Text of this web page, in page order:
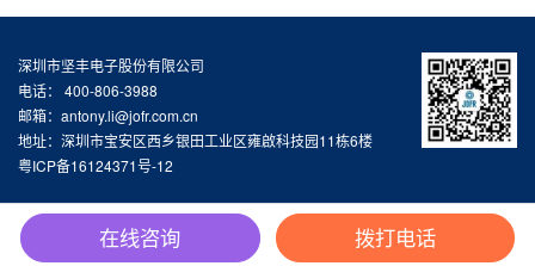
深圳市坚丰电子股份有限公司
电话： 400-806-3988
邮箱：antony.li@jofr.com.cn
地址：深圳市宝安区西乡银田工业区雍啟科技园11栋6楼
粤ICP备16124371号-12
电话咨询 网站首页
在线咨询 拨打电话